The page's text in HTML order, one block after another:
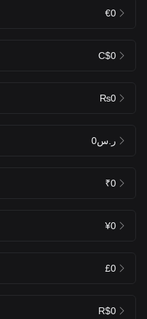
€0
C$0
₨0
ر.س0
₹0
¥0
£0
R$0